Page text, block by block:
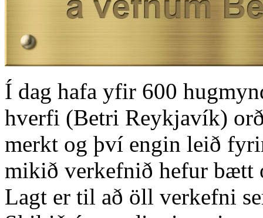
Í dag hafa yfir 600
hverfi (Betri Reykjavík)
merkt og því engin leið
mikið verkefnið hefur bætt
Lagt er til að öll verkefni